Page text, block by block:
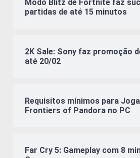
Modo Blitz de Fortnite faz
partidas de até 15 minutos
2K Sale: Sony faz promoção
até 20/02
Requisitos mínimos para
Frontiers of Pandora no PC
Far Cry 5: Gameplay com 8